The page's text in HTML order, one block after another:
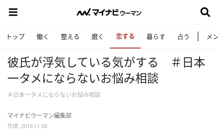
トップ 働く 整える 磨く 恋する 暮らす 占う メ
彼氏が浮気している気がする ＃日本
一タメにならないお悩み相談
＃日本一タメにならないお悩み相談
マイナビウーマン編集部
作成: 2019.11.08